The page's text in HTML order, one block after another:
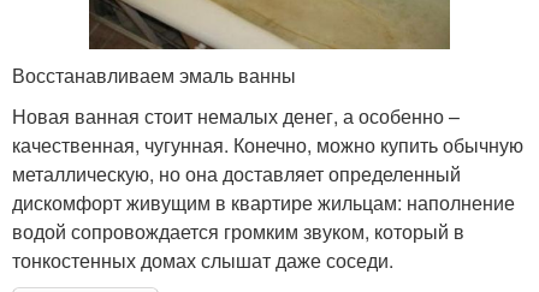
Восстанавливаем эмаль ванны
Новая ванная стоит немалых денег, а особенно –
качественная, чугунная. Конечно, можно купить обычную
металлическую, но она доставляет определенный
дискомфорт живущим в квартире жильцам: наполнение
водой сопровождается громким звуком, который в
тонкостенных домах слышат даже соседи.